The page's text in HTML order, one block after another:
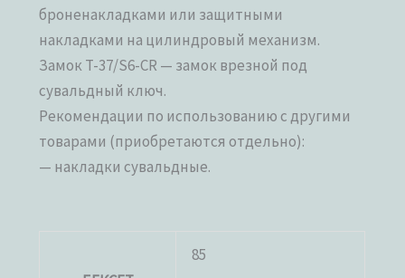
броненакладками или защитными
накладками на цилиндровый механизм.
Замок T-37/S6-CR — замок врезной под
сувальдный ключ.
Рекомендации по использованию с другими
товарами (приобретаются отдельно):
— накладки сувальдные.
85